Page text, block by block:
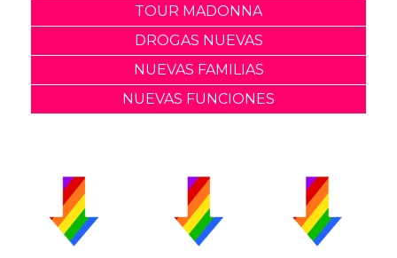
TOUR MADONNA
DROGAS NUEVAS
NUEVAS FAMILIAS
NUEVAS FUNCIONES